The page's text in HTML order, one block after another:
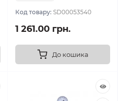
Код товару: SD00053540
1 261.00 грн.
До кошика